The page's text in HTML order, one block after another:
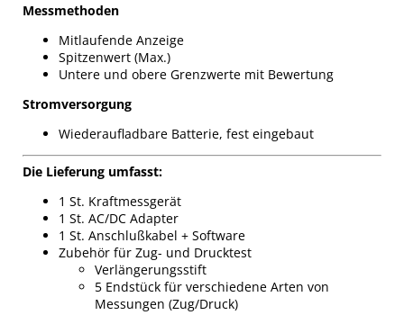
Messmethoden
Mitlaufende Anzeige
Spitzenwert (Max.)
Untere und obere Grenzwerte mit Bewertung
Stromversorgung
Wiederaufladbare Batterie, fest eingebaut
Die Lieferung umfasst:
1 St. Kraftmessgerät
1 St. AC/DC Adapter
1 St. Anschlußkabel + Software
Zubehör für Zug- und Drucktest
Verlängerungsstift
5 Endstück für verschiedene Arten von
Messungen (Zug/Druck)